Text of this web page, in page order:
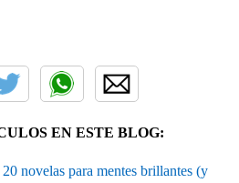
EN ESTE BLOG:
novelas para mentes brillantes (y